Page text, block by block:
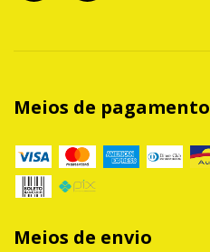
Meios de pagamento
Meios de envio